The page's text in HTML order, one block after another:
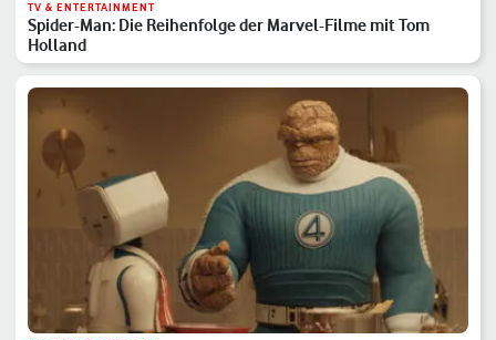
TV & ENTERTAINMENT
Spider-Man: Die Reihenfolge der Marvel-Filme mit Tom
Holland